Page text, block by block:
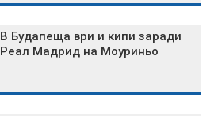
В Будапеща ври и кипи заради
Реал Мадрид на Моуриньо